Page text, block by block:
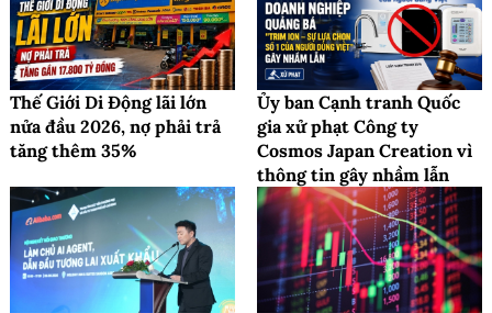
Thế Giới Di Động lãi lớn
nửa đầu 2026, nợ phải trả
tăng thêm 35%
Ủy ban Cạnh tranh Quốc
gia xử phạt Công ty
Cosmos Japan Creation vì
thông tin gây nhầm lẫn